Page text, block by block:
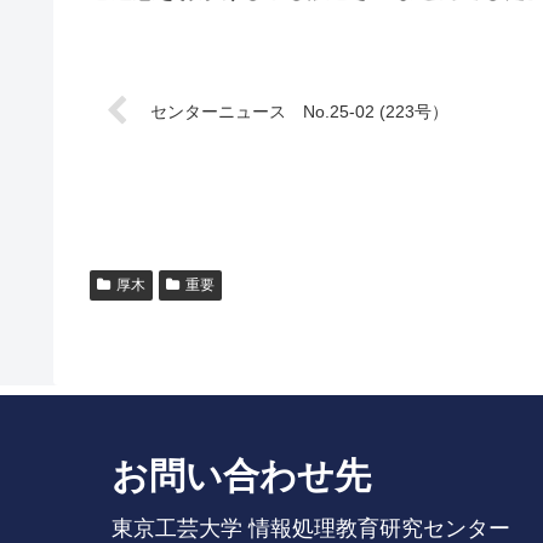
センターニュース No.25-02 (223号）
厚木 重要
お問い合わせ先
東京工芸大学 情報処理教育研究センター